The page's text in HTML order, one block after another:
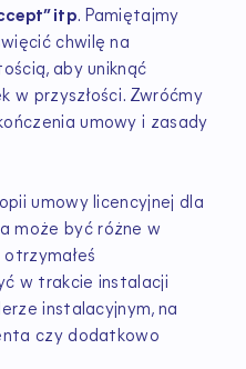
itp. Pamiętajmy
chwilę na
aby uniknąć
w przyszłości. Zwróćmy
umowy i zasady
umowy licencyjnej dla
może być różne w
w trakcie instalacji
instalacyjnym, na
czy dodatkowo